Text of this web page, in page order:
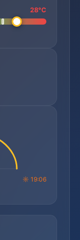
28°C
☼ 19:06